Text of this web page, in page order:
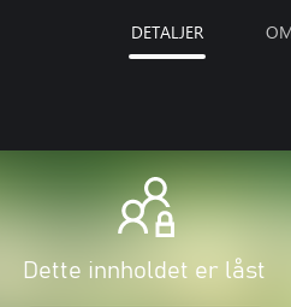
DETALJER
Dette innholdet er låst